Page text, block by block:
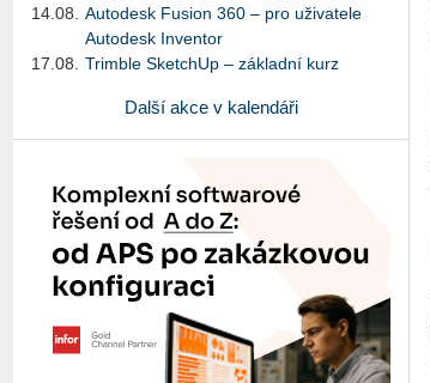
14.08.
Autodesk Fusion 360 – pro uživatele
Autodesk Inventor
17.08.
Trimble SketchUp – základní kurz
Další akce v kalendáři